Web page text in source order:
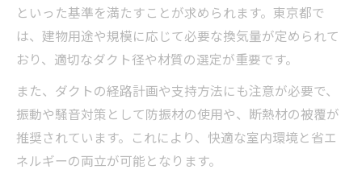
といった基準を満たすことが求められます。東京都で
は、建物用途や規模に応じて必要な換気量が定められて
おり、適切なダクト径や材質の選定が重要です。
また、ダクトの経路計画や支持方法にも注意が必要で、
振動や騒音対策として防振材の使用や、断熱材の被覆が
推奨されています。これにより、快適な室内環境と省エ
ネルギーの両立が可能となります。